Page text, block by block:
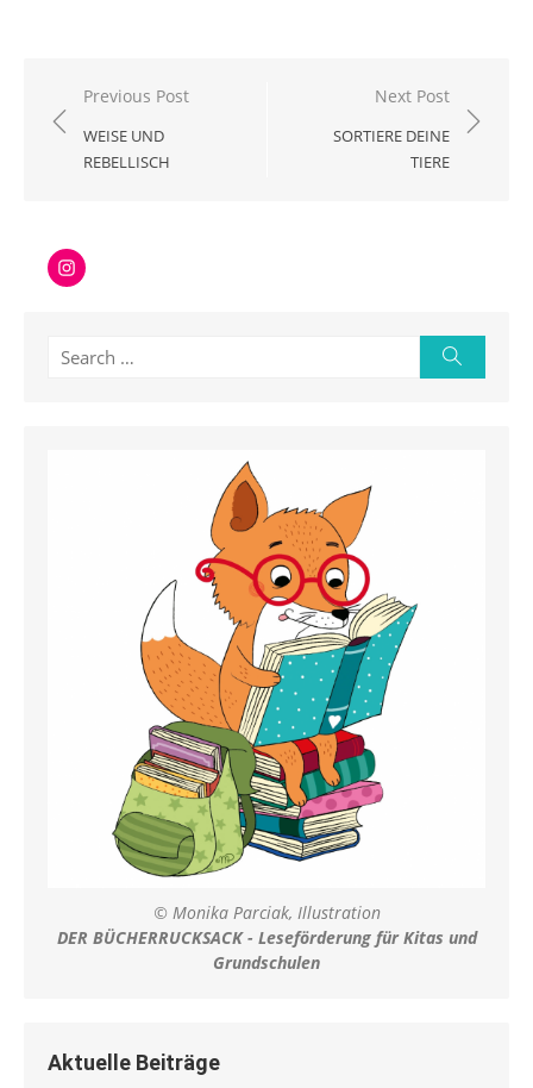
Beitragsnavigation
Previous Post
WEISE UND
REBELLISCH
Next Post
SORTIERE DEINE
TIERE
Instagram
Search
© Monika Parciak, Illustration
DER BÜCHERRUCKSACK - Leseförderung für Kitas und
Grundschulen
Aktuelle Beiträge